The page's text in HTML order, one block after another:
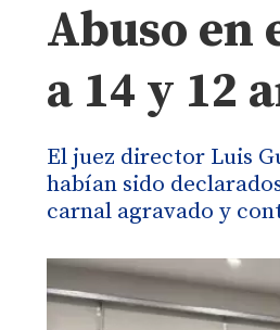
Abuso en
a 14 y 12
El juez director Luis
habían sido
carnal agravado y